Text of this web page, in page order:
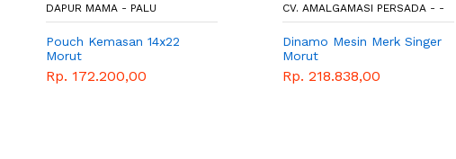
DAPUR MAMA - PALU
Pouch Kemasan 14x22
Morut
Rp. 172.200,00
CV. AMALGAMASI PERSADA - -
Dinamo Mesin Merk Singer
Morut
Rp. 218.838,00